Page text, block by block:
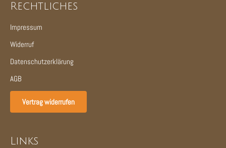
Rechtliches
Impressum
Widerruf
Datenschutzerklärung
AGB
Vertrag widerrufen
Links